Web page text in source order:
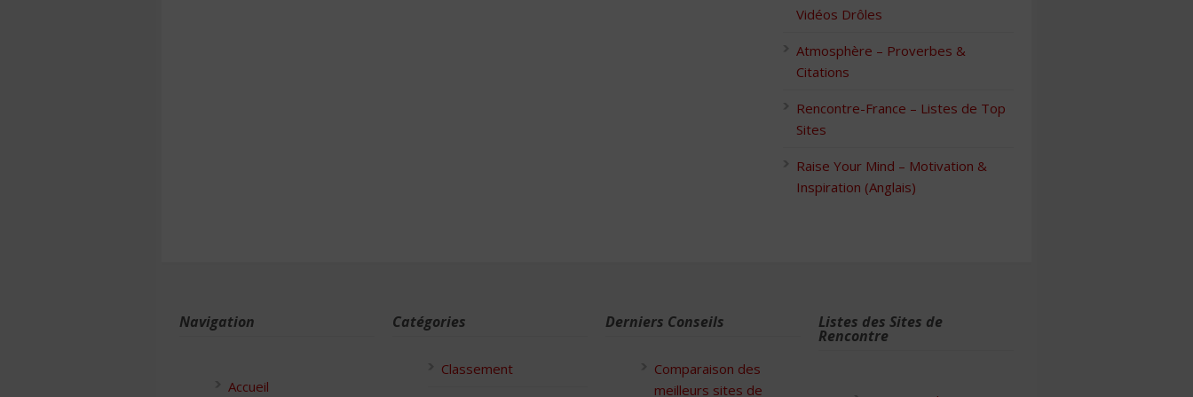
Vidéos Drôles
Atmosphère – Proverbes &
Citations
Rencontre-France – Listes de Top
Sites
Raise Your Mind – Motivation &
Inspiration (Anglais)
Navigation
Accueil
Catégories
Classement
Derniers Conseils
Comparaison des
meilleurs sites de
Listes des Sites de
Rencontre